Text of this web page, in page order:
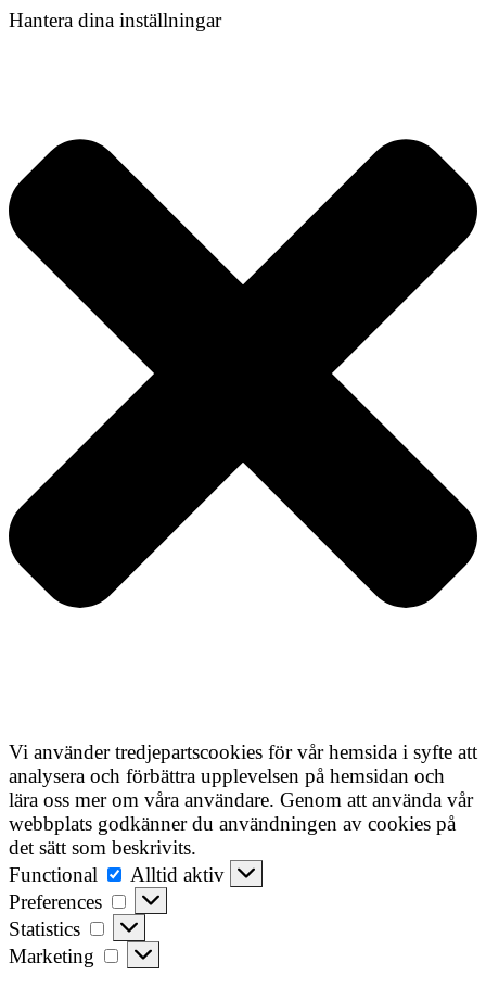
Hantera dina inställningar
Vi använder tredjepartscookies för vår hemsida i syfte att
analysera och förbättra upplevelsen på hemsidan och
lära oss mer om våra användare. Genom att använda vår
webbplats godkänner du användningen av cookies på
det sätt som beskrivits.
Functional
Functional
Alltid aktiv
Preferences
Preferences
Statistics
Statistics
Marketing
Marketing